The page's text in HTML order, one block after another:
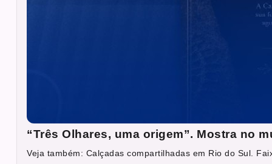
“Três Olhares, uma origem”. Mostra no
Veja também: Calçadas compartilhadas em Rio do Sul.